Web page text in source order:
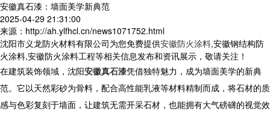
安徽真石漆：墙面美学新典范
2025-04-29 21:31:00
来源：http://ah.ylfhcl.cn/news1071752.html
沈阳市义龙防火材料有限公司为您免费提供安徽防火涂料,安徽钢结构防
火涂料,安徽防火涂料工程等相关信息发布和资讯展示，敬请关注！
在建筑装饰领域，沈阳安徽真石漆凭借独特魅力，成为墙面美学的新典
范。它以天然彩砂为骨料，配合高性能乳液等材料精制而成，将石材的质
感与色彩复刻于墙面，让建筑无需开采石材，也能拥有大气磅礴的视觉效